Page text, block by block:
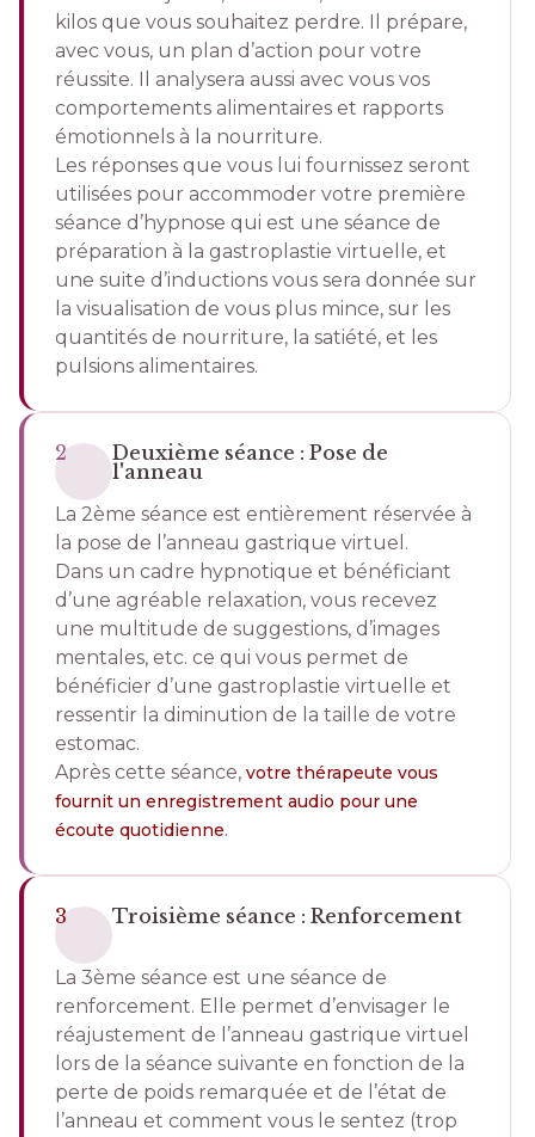
kilos que vous souhaitez perdre. Il prépare,
avec vous, un plan d’action pour votre
réussite. Il analysera aussi avec vous vos
comportements alimentaires et rapports
émotionnels à la nourriture.
Les réponses que vous lui fournissez seront
utilisées pour accommoder votre première
séance d’hypnose qui est une séance de
préparation à la gastroplastie virtuelle, et
une suite d’inductions vous sera donnée sur
la visualisation de vous plus mince, sur les
quantités de nourriture, la satiété, et les
pulsions alimentaires.
2
Deuxième séance : Pose de
l'anneau
La 2ème séance est entièrement réservée à
la pose de l’anneau gastrique virtuel.
Dans un cadre hypnotique et bénéficiant
d’une agréable relaxation, vous recevez
une multitude de suggestions, d’images
mentales, etc. ce qui vous permet de
bénéficier d’une gastroplastie virtuelle et
ressentir la diminution de la taille de votre
estomac.
Après cette séance, votre thérapeute vous
fournit un enregistrement audio pour une
écoute quotidienne.
3 Troisième séance : Renforcement
La 3ème séance est une séance de
renforcement. Elle permet d’envisager le
réajustement de l’anneau gastrique virtuel
lors de la séance suivante en fonction de la
perte de poids remarquée et de l’état de
l’anneau et comment vous le sentez (trop